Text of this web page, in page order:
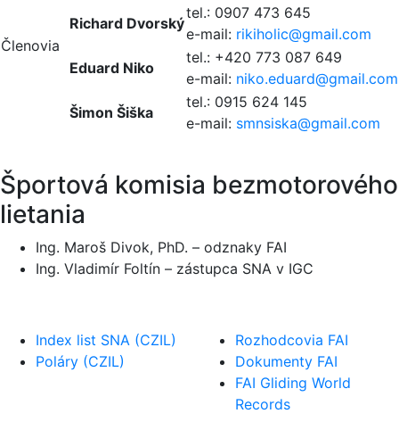
Členovia
Richard Dvorský
tel.: 0907 473 645
e-mail: rikiholic@gmail.com
Eduard Niko
tel.: +420 773 087 649
e-mail: niko.eduard@gmail.com
Šimon Šiška
tel.: 0915 624 145
e-mail: smnsiska@gmail.com
Športová komisia bezmotorového
lietania
Ing. Maroš Divok, PhD. – odznaky FAI
Ing. Vladimír Foltín – zástupca SNA v IGC
Index list SNA (CZIL)
Poláry (CZIL)
Rozhodcovia FAI
Dokumenty FAI
FAI Gliding World
Records